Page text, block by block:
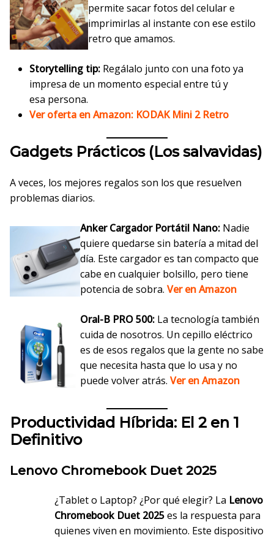
permite sacar fotos del celular e
imprimirlas al instante con ese estilo
retro que amamos.
Storytelling tip: Regálalo junto con una foto ya
impresa de un momento especial entre tú y
esa persona.
Ver oferta en Amazon: KODAK Mini 2 Retro
Gadgets Prácticos (Los salvavidas)
A veces, los mejores regalos son los que resuelven
problemas diarios.
Anker Cargador Portátil Nano: Nadie
quiere quedarse sin batería a mitad del
día. Este cargador es tan compacto que
cabe en cualquier bolsillo, pero tiene
potencia de sobra.Ver en Amazon
Oral-B PRO 500: La tecnología también
cuida de nosotros. Un cepillo eléctrico
es de esos regalos que la gente no sabe
que necesita hasta que lo usa y no
puede volver atrás.Ver en Amazon
Productividad Híbrida: El 2 en 1
Definitivo
Lenovo Chromebook Duet 2025
¿Tablet o Laptop? ¿Por qué elegir? La Lenovo
Chromebook Duet 2025es la respuesta para
quienes viven en movimiento. Este dispositivo